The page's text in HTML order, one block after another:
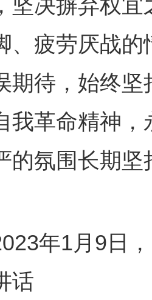
坚决摒弃权
、疲劳厌战
期待，始终
我革命精神
的氛围长期
1月9日，
话